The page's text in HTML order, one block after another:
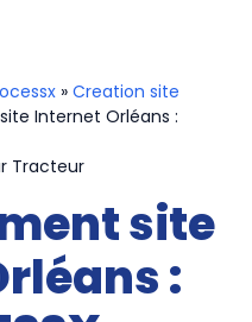
» Creation site
Internet Orléans :
Tracteur
site
: